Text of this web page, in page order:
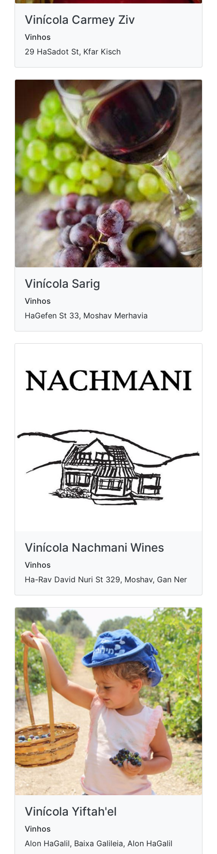
Vinícola Carmey Ziv
Vinhos
29 HaSadot St, Kfar Kisch
Vinícola Sarig
Vinhos
HaGefen St 33, Moshav Merhavia
Vinícola Nachmani Wines
Vinhos
Ha-Rav David Nuri St 329, Moshav, Gan Ner
Vinícola Yiftah'el
Vinhos
Alon HaGalil, Baixa Galileia, Alon HaGalil